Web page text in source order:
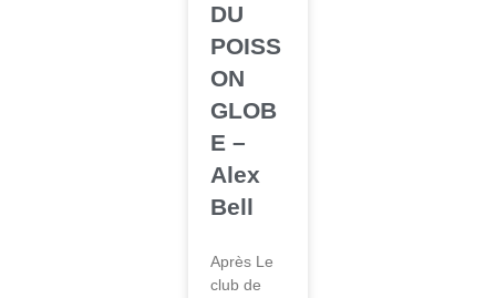
DU
POISS
ON
GLOB
E –
Alex
Bell
Après Le
club de